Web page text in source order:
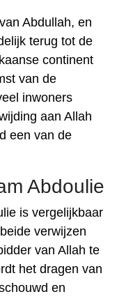
Abdullah, en
terug tot de
continent
van de
inwoners
aan Allah
een van de
Abdoulie
is vergelijkbaar
verwijzen
van Allah te
het dragen van
en